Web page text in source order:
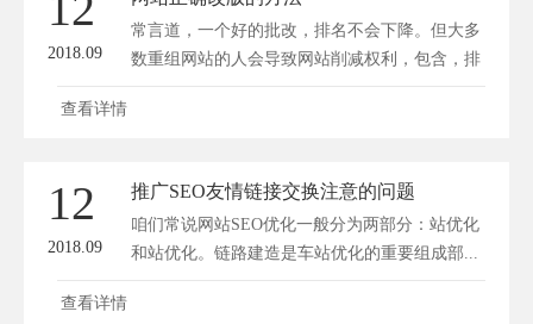
2018.09
常言道，一个好的批改，排名不会下降。但大多
数重组网站的人会导致网站削减权利，包含，排
名和...
查看详情
12
2018.09
推广SEO友情链接交换注意的问题
咱们常说网站SEO优化一般分为两部分：站优化
和站优化。链路建造是车站优化的重要组成部...
查看详情